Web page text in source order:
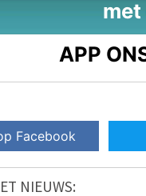
APP
Facebook
NIEUWS: